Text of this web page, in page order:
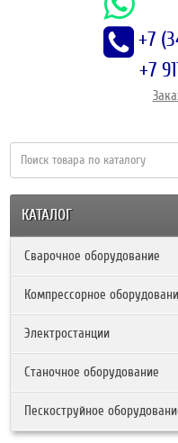
+7
+7
КАТАЛОГ
Сварочное оборудование
Компрессорное
Электростанции
Станочное оборудование
Пескоструйное